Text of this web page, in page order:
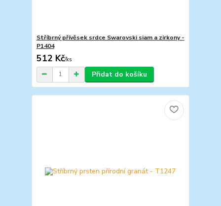
Stříbrný přívěsek srdce Swarovski siam a zirkony -
P1404
512 Kč/ks
Přidat do košíku